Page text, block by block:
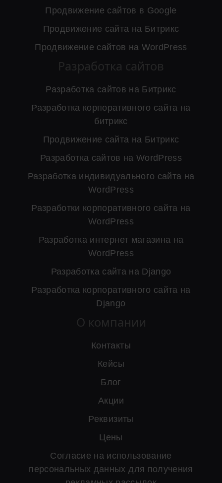
Продвижение сайтов в Google
Продвижение сайта на Битрикс
Продвижение сайтов на WordPress
Разработка сайтов
Разработка сайтов на Битрикс
Разработка корпоративного сайта на
битрикс
Продвижение сайта на Битрикс
Разработка сайтов на WordPress
Разработка индивидуального сайта на
WordPress
Разработки корпоративного сайта на
WordPress
Разработка интернет магазина на
WordPress
Разработка сайта на Django
Разработка корпоративного сайта на
Django
О компании
Контакты
Кейсы
Блог
Акции
Реквизиты
Цены
Согласие на использование
персональных данных для получения